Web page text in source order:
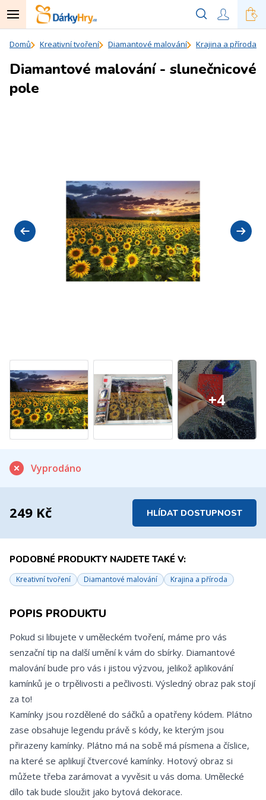
Domů Kreativní tvoření Diamantové malování Krajina a příroda
Vyprodáno
249 Kč HLÍDAT DOSTUPNOST
PODOBNÉ PRODUKTY NAJDETE TAKÉ V:
Kreativní tvoření Diamantové malování Krajina a příroda
Diamantové malování - slunečnicové
pole
+4
POPIS PRODUKTU
Pokud si libujete v uměleckém tvoření, máme pro vás
senzační tip na další umění k vám do sbírky. Diamantové
malování bude pro vás i jistou výzvou, jelikož aplikování
kamínků je o trpělivosti a pečlivosti. Výsledný obraz pak stojí
za to!
Kamínky jsou rozdělené do sáčků a opatřeny kódem. Plátno
zase obsahuje legendu právě s kódy, ke kterým jsou
přirazeny kamínky. Plátno má na sobě má písmena a číslice,
na které se aplikují čtvercové kamínky. Hotový obraz si
můžete třeba zarámovat a vyvěsit u vás doma. Umělecké
dílo tak bude sloužit jako bytová dekorace.